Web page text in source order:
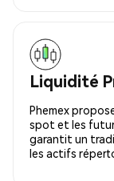
Liquidité
Phemex
spot et les
garantit un
les actifs